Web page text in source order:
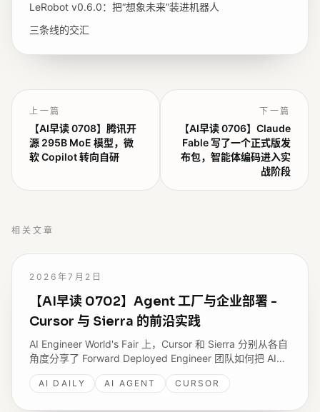
LeRobot v0.6.0：把“想象未来”装进机器人
三条线的交汇
上一篇
【AI早读 0708】腾讯开
源 295B MoE 模型，微
软 Copilot 转向自研
下一篇
【AI早读 0706】Claude
Fable 写了一个正式版发
布包，智能体编码进入实
战阶段
相关文章
2026年7月2日
【AI早读 0702】Agent 工厂与企业部署 -
Cursor 与 Sierra 的前沿实践
AI Engineer World's Fair 上，Cursor 和 Sierra 分别从各自
角度分享了 Forward Deployed Engineer 团队如何把 AI
Agent 真正部署到企业环境中；AWS 与 Google Cloud 同
期也在 Agent 基础设施上放出多篇新文章。
AI DAILY AI AGENT CURSOR